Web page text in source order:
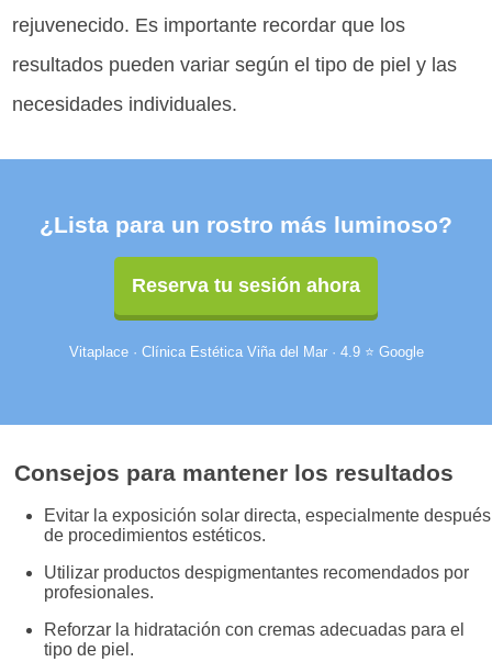
rejuvenecido. Es importante recordar que los
resultados pueden variar según el tipo de piel y las
necesidades individuales.
¿Lista para un rostro más luminoso?
Reserva tu sesión ahora
Vitaplace · Clínica Estética Viña del Mar · 4.9 ⭐ Google
Consejos para mantener los resultados
Evitar la exposición solar directa, especialmente después
de procedimientos estéticos.
Utilizar productos despigmentantes recomendados por
profesionales.
Reforzar la hidratación con cremas adecuadas para el
tipo de piel.